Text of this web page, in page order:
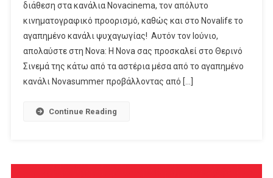
Είναι
Εδώ
Με
Το
Novasummer,
Μεγάλες
διάθεση στα κανάλια Novacinema, τον απόλυτο
κινηματογραφικό προορισμό, καθώς και στο Novalifε το
αγαπημένο κανάλι ψυχαγωγίας! Αυτόν τον Ιούνιο,
απολαύστε στη Nova: Η Nova σας προσκαλεί στο Θερινό
Σινεμά της κάτω από τα αστέρια μέσα από το αγαπημένο
κανάλι Novasummer προβάλλοντας από […]
Continue Reading